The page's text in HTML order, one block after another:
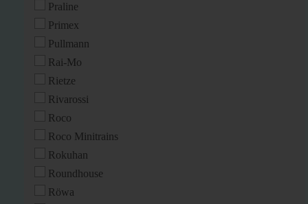
Praline
Primex
Pullmann
Rai-Mo
Rietze
Rivarossi
Roco
Roco Minitrains
Rokuhan
Roundhouse
Röwa